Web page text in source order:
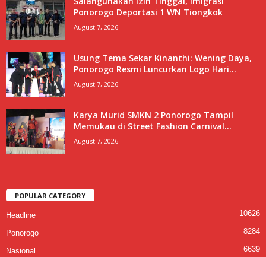
Ponorogo Deportasi 1 WN Tiongkok
August 7, 2026
Usung Tema Sekar Kinanthi: Wening Daya,
Ponorogo Resmi Luncurkan Logo Hari...
August 7, 2026
Karya Murid SMKN 2 Ponorogo Tampil
Memukau di Street Fashion Carnival...
August 7, 2026
POPULAR CATEGORY
Headline 10626
Ponorogo 8284
Nasional 6639